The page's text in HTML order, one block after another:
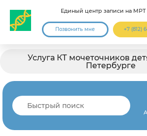
Единый центр записи на
Позвонить мне +7 (812)
Услуга КТ мочеточников
Петербурге